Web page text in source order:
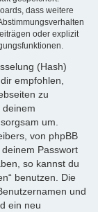
dass weitere
oder explizit
(Hash)
empfohlen,
zu
deinem
um.
von phpBB
Passwort
so kannst du
benutzen. Die
und
ein neu